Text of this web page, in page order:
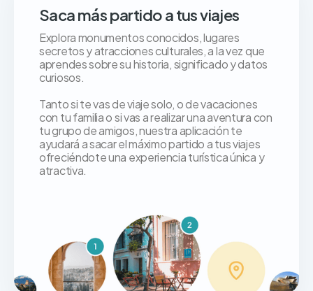
Saca más partido a tus viajes
Explora monumentos conocidos, lugares
secretos y atracciones culturales, a la vez que
aprendes sobre su historia, significado y datos
curiosos.
Tanto si te vas de viaje solo, o de vacaciones
con tu familia o si vas a realizar una aventura con
tu grupo de amigos, nuestra aplicación te
ayudará a sacar el máximo partido a tus viajes
ofreciéndote una experiencia turística única y
atractiva.